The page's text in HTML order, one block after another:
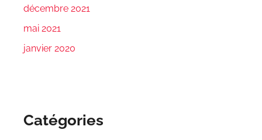
décembre 2021
mai 2021
janvier 2020
Catégories